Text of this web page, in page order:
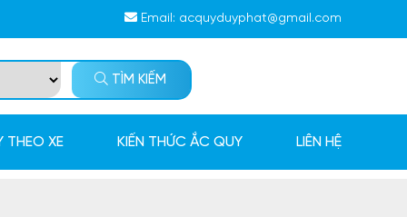
Email: acquyduyphat@gmail.com
TÌM KIẾM
THEO XE KIẾN THỨC ẮC QUY LIÊN HỆ